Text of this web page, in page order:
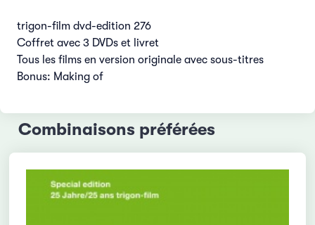
trigon-film dvd-edition 276
Coffret avec 3 DVDs et livret
Tous les films en version originale avec sous-titres
Bonus: Making of
Combinaisons préférées